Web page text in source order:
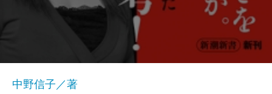
中野信子／著